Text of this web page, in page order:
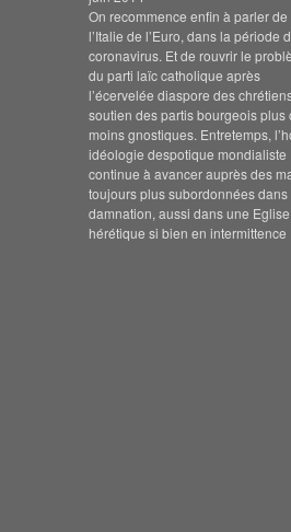
On recommence enfin à parler de
l’Italie de l’Euro, dans la période
coronavirus. Et de rouvrir le
du parti laïc catholique après
l’écervelée diaspore des
soutien des partis bourgeois plus
moins gnostiques. Entretemps,
idéologie despotique mondialiste
continue à avancer auprès des
toujours plus subordonnées dans
damnation, aussi dans une Eglise
hérétique si bien en intermittence